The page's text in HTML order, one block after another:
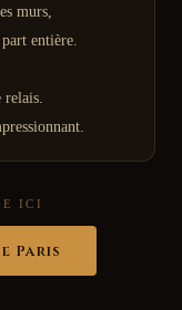
murs,
entière.
ICI
Paris